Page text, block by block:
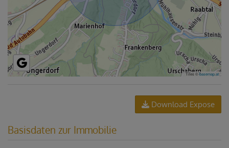
Tiles ©basemap.at
Download Expose
Basisdaten zur Immobilie